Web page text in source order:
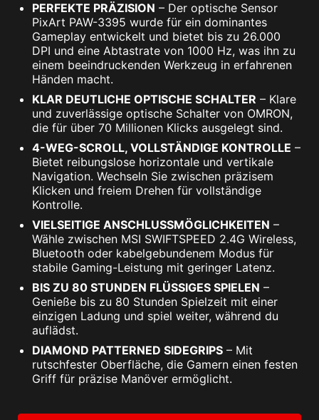
PERFEKTE PRÄZISION – Der optische Sensor
PixArt PAW-3395 wurde für ein dominantes
Gameplay entwickelt und bietet bis zu 26.000
DPI und eine Abtastrate von 1000 Hz, was ihn zu
einem beeindruckenden Werkzeug in erfahrenen
Händen macht.
KLAR DEUTLICHE OPTISCHE SCHALTER – Klare
und zuverlässige optische Schalter von OMRON,
die für über 70 Millionen Klicks ausgelegt sind.
4-WEG-SCROLL, VOLLSTÄNDIGE KONTROLLE –
Bietet reibungslose horizontale und vertikale
Navigation. Wechseln Sie zwischen präzisem
Klicken und freiem Drehen für vollständige
Kontrolle.
VIELSEITIGE ANSCHLUSSMÖGLICHKEITEN –
Wähle zwischen MSI SWIFTSPEED 2.4G Wireless,
Bluetooth oder kabelgebundenem Modus für
stabile Gaming-Leistung mit geringer Latenz.
BIS ZU 80 STUNDEN FLÜSSIGES SPIELEN –
Genieße bis zu 80 Stunden Spielzeit mit einer
einzigen Ladung und spiel weiter, während du
auflädst.
DIAMOND PATTERNED SIDEGRIPS – Mit
rutschfester Oberfläche, die Gamern einen festen
Griff für präzise Manöver ermöglicht.